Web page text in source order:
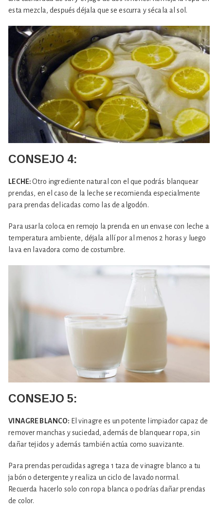
esta mezcla, después déjala que se escurra y sécala al sol.
CONSEJO 4:
LECHE:Otro ingrediente natural con el que podrás blanquear
prendas, en el caso de la leche se recomienda especialmente
para prendas delicadas como las de algodón.
Para usarla coloca en remojo la prenda en un envase con leche a
temperatura ambiente, déjala allí por al menos 2 horas y luego
lava en lavadora como de costumbre.
CONSEJO 5:
VINAGRE BLANCO: El vinagre es un potente limpiador capaz de
remover manchas y suciedad, además de blanquear ropa, sin
dañar tejidos y además también actúa como suavizante.
Para prendas percudidas agrega 1 taza de vinagre blanco a tu
jabón o detergente y realiza un ciclo de lavado normal.
Recuerda hacerlo solo con ropa blanca o podrías dañar prendas
de color.